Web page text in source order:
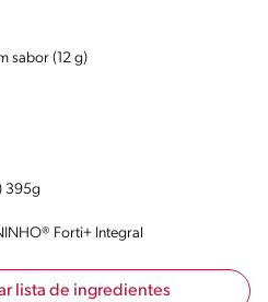
sabor (12 g)
395g
Forti+ Integral
lista de ingredientes